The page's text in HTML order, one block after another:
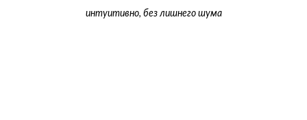
интуитивно, без лишнего шума